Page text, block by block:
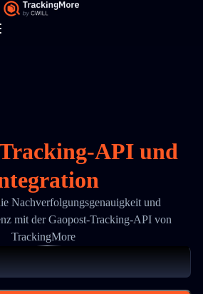
API und
Nachverfolgungsgenauigkeit und
mit der Gaopost-Tracking-API von
TrackingMore